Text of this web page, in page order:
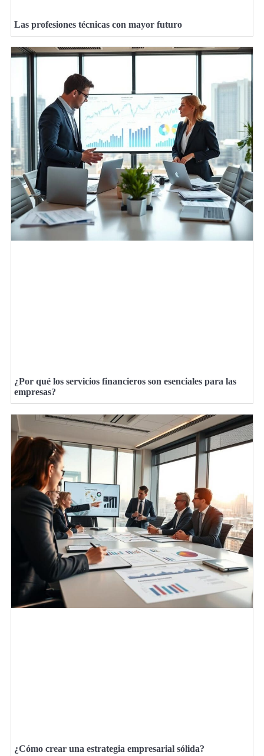
Las profesiones técnicas con mayor futuro
¿Por qué los servicios financieros son esenciales para las
empresas?
¿Cómo crear una estrategia empresarial sólida?